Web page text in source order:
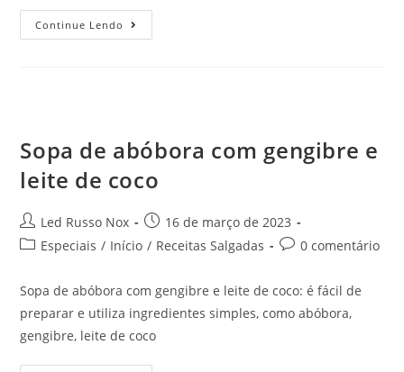
Continue Lendo
Sopa de abóbora com gengibre e
leite de coco
Led Russo Nox
16 de março de 2023
Especiais / Início / Receitas Salgadas 0 comentário
Sopa de abóbora com gengibre e leite de coco: é fácil de
preparar e utiliza ingredientes simples, como abóbora,
gengibre, leite de coco